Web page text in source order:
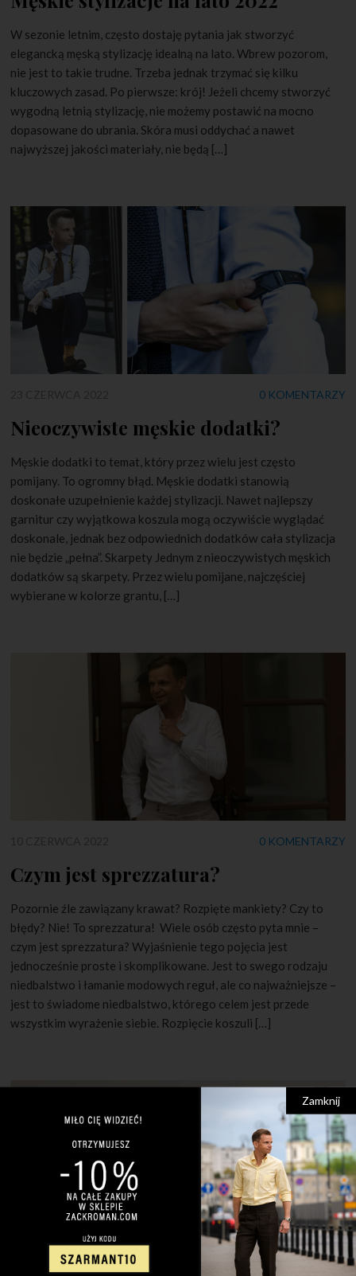
W sezonie letnim, często dostaję pytania jak stworzyć
elegancką męską stylizację idealną na lato. Wbrew pozorom,
nie jest to takie trudne. Trzeba jednak trzymać się kilku
kluczowych zasad. Po pierwsze: krój! Jeżeli chcemy stworzyć
wygodną letnią stylizację, nie możemy postawić na mocno
dopasowane do ubrania. Skóra musi oddychać a nawet
najwyższej jakości materiały, nie będą […]
0 KOMENTARZY
Nieoczywiste męskie dodatki?
Męskie dodatki to temat, który przez wielu jest często
pomijany. To ogromny błąd. Męskie dodatki stanowią
doskonałe uzupełnienie każdej stylizacji. Nawet najlepszy
garnitur czy wyjątkowa koszula mogą oczywiście wyglądać
doskonale, jednak bez odpowiednich dodatków cała stylizacja
nie będzie „pełna”. Skarpety Jednym z nieoczywistych męskich
dodatków są skarpety. Przez wielu pomijane, najczęściej
wybierane w kolorze grantu, […]
0 KOMENTARZY
Czym jest sprezzatura?
Pozornie źle zawiązany krawat? Rozpięte mankiety? Czy to
błędy? Nie! To sprezzatura! Wiele osób często pyta mnie –
czym jest sprezzatura? Wyjaśnienie tego pojęcia jest
jednocześnie proste i skomplikowane. Jest to swego rodzaju
niedbalstwo i łamanie modowych reguł, ale co najważniejsze –
jest to świadome niedbalstwo, którego celem jest przede
wszystkim wyrażenie siebie. Rozpięcie koszuli […]
30 MAJA 2022 1 KOMENTARZ
Zamknij